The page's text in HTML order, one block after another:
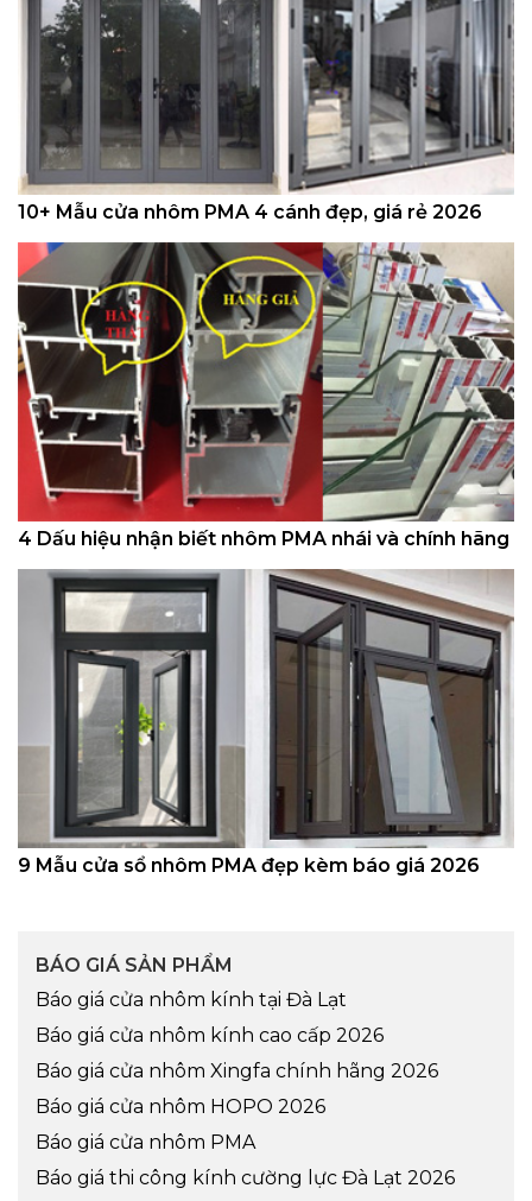
10+ Mẫu cửa nhôm PMA 4 cánh đẹp, giá rẻ 2026
4 Dấu hiệu nhận biết nhôm PMA nhái và chính hãng
9 Mẫu cửa sổ nhôm PMA đẹp kèm báo giá 2026
BÁO GIÁ SẢN PHẨM
Báo giá cửa nhôm kính tại Đà Lạt
Báo giá cửa nhôm kính cao cấp 2026
Báo giá cửa nhôm Xingfa chính hãng 2026
Báo giá cửa nhôm HOPO 2026
Báo giá cửa nhôm PMA
Báo giá thi công kính cường lực Đà Lạt 2026